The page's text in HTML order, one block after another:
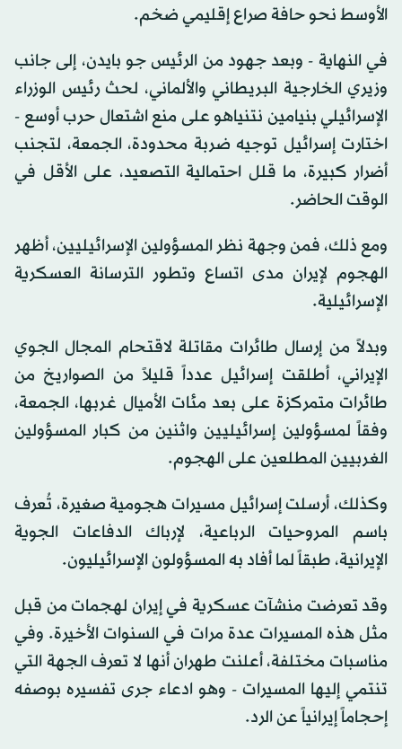
الأوسط نحو حافة صراع إقليمي ضخم.
في النهاية - وبعد جهود من الرئيس جو بايدن، إلى جانب
وزيري الخارجية البريطاني والألماني، لحث رئيس الوزراء
الإسرائيلي بنيامين نتنياهو على منع اشتعال حرب أوسع -
اختارت إسرائيل توجيه ضربة محدودة، الجمعة، لتجنب
أضرار كبيرة، ما قلل احتمالية التصعيد، على الأقل في
الوقت الحاضر.
ومع ذلك، فمن وجهة نظر المسؤولين الإسرائيليين، أظهر
الهجوم لإيران مدى اتساع وتطور الترسانة العسكرية
الإسرائيلية.
وبدلاً من إرسال طائرات مقاتلة لاقتحام المجال الجوي
الإيراني، أطلقت إسرائيل عدداً قليلاً من الصواريخ من
طائرات متمركزة على بعد مئات الأميال غربها، الجمعة،
وفقاً لمسؤولين إسرائيليين واثنين من كبار المسؤولين
الغربيين المطلعين على الهجوم.
وكذلك، أرسلت إسرائيل مسيرات هجومية صغيرة، تُعرف
باسم المروحيات الرباعية، لإرباك الدفاعات الجوية
الإيرانية، طبقاً لما أفاد به المسؤولون الإسرائيليون.
وقد تعرضت منشآت عسكرية في إيران لهجمات من قبل
مثل هذه المسيرات عدة مرات في السنوات الأخيرة. وفي
مناسبات مختلفة، أعلنت طهران أنها لا تعرف الجهة التي
تنتمي إليها المسيرات - وهو ادعاء جرى تفسيره بوصفه
إحجاماً إيرانياً عن الرد.